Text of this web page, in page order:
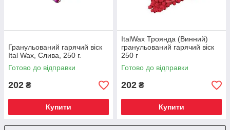
Гранульований гарячий віск
Ital Wax, Слива, 250 г.
Готово до відправки
202 ₴
Купити
ItalWax Троянда (Винний)
гранульований гарячий віск
250 г
Готово до відправки
202 ₴
Купити